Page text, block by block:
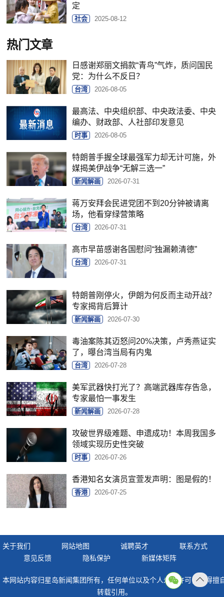
定
社会 2025-08-12
热门文章
日感谢郑丽文捐款“青鸟”气炸，质问国民
党：为什么不反日？
台湾 2026-08-05
最高法、中央组织部、中央政法委、中央
编办、财政部、人社部印发意见
时事 2026-08-05
特朗普手握全球最强军力却无计可施，外
媒揭美伊战争“无解三选一”
新闻解画 2026-07-31
蒋万安拜会民进党团不到20分钟被请离
场，他看穿绿营策略
台湾 2026-07-31
高市早苗感谢各国慰问“独漏赖清德”
台湾 2026-07-31
特朗普刚停火，伊朗为何反而主动开战？
专家揭背后算计
新闻解画 2026-07-30
毒油案陈其迈怒问20%决策，卢秀燕证实
了，曝台湾当局有内鬼
台湾 2026-07-28
美军武器快打光了？高端武器库存告急，
专家最怕一事发生
新闻解画 2026-07-28
攻破世界级难题、申遗成功！本周我国多
领域实现历史性突破
时事 2026-07-26
香港知名女演员宣萱发声明：图是假的！
香港 2026-07-25
关于我们 网站地图 诚聘英才
联系方式
意见反馈
隐私保护 新媒体矩阵
本网站内容归星岛新闻集团所有，任何单位以及个人未经许可，不得擅
转载引用。